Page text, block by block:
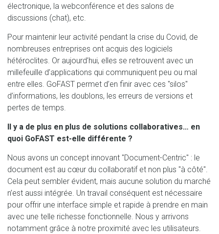
électronique, la webconférence et des salons de
discussions (chat), etc.
Pour maintenir leur activité pendant la crise du Covid, de
nombreuses entreprises ont acquis des logiciels
hétéroclites. Or aujourd’hui, elles se retrouvent avec un
millefeuille d’applications qui communiquent peu ou mal
entre elles. GoFAST permet d’en finir avec ces "silos"
d’informations, les doublons, les erreurs de versions et
pertes de temps.
Il y a de plus en plus de solutions collaboratives… en
quoi GoFAST est-elle différente ?
Nous avons un concept innovant "Document-Centric" : le
document est au cœur du collaboratif et non plus "à côté".
Cela peut sembler évident, mais aucune solution du marché
n’est aussi intégrée. Un travail conséquent est nécessaire
pour offrir une interface simple et rapide à prendre en main
avec une telle richesse fonctionnelle. Nous y arrivons
notamment grâce à notre proximité avec les utilisateurs.